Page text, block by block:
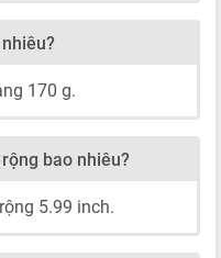
170 g.
bao nhiêu?
5.99 inch.